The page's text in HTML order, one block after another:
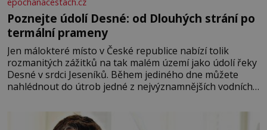
Poznejte údolí Desné: od Dlouhých strání po
termální prameny
Jen málokteré místo v České republice nabízí tolik
rozmanitých zážitků na tak malém území jako údolí řeky
Desné v srdci Jeseníků. Během jediného dne můžete
nahlédnout do útrob jedné z nejvýznamnějších vodních
se na koloběžce a den zakončit poznáváním památek ve
Velkých Losinách nebo v termálním